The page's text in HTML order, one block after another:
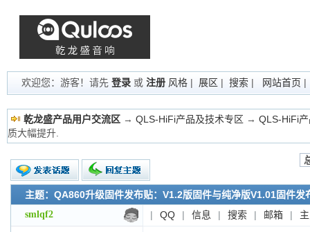
欢迎您：游客！请先 登录 或 注册 风格 | 展区 | 搜索 | 网站首页
乾龙盛产品用户交流区 → QLS-HiFi产品及技术专区 → QLS-HiFi
质大幅提升.
新的主题
投票帖
交易帖
主题：QA860升级固件发布贴：V1.2版固件与纯净版V1.01固件发
smlqf2 | QQ | 信息 | 搜索 | 邮箱 |